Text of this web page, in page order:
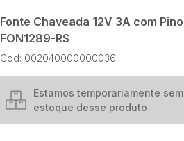
Fonte Chaveada 12V 3A com Pino
FON1289-RS
Cod: 002040000000036
Estamos temporariamente sem
estoque desse produto